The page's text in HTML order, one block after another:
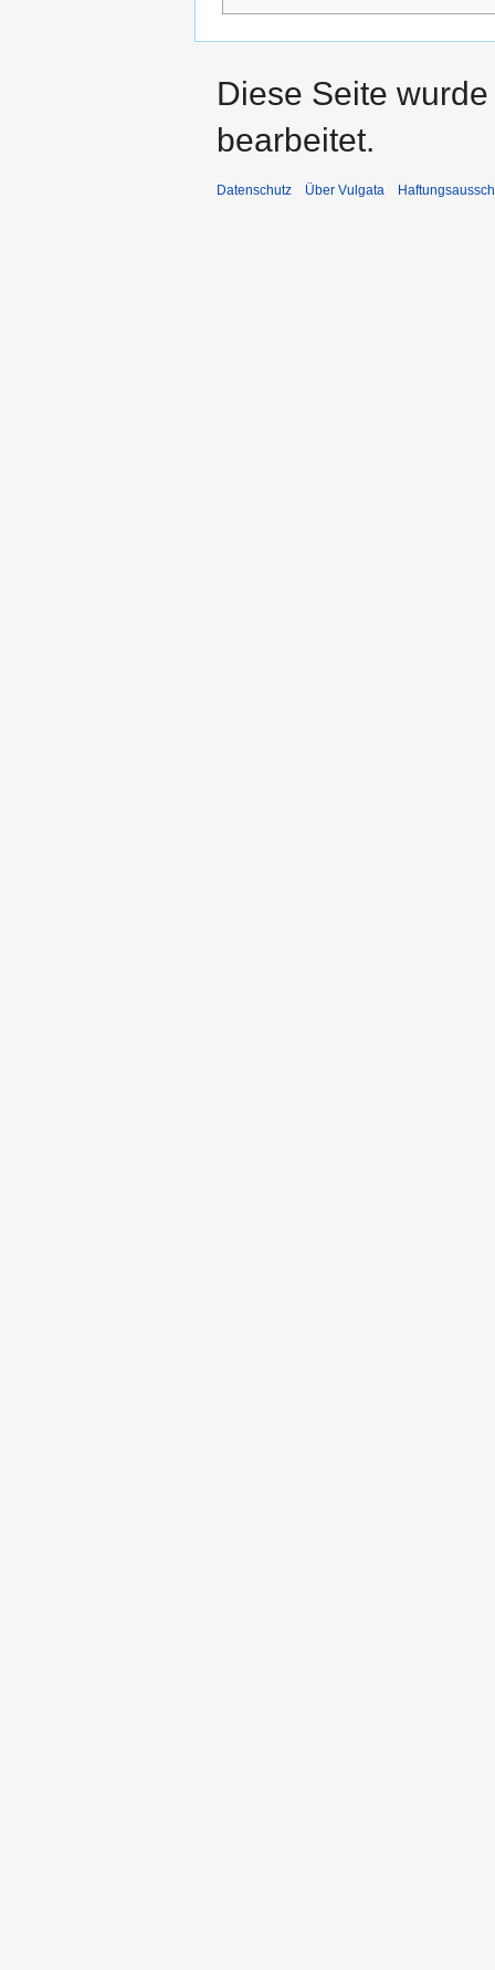
Diese Seite
bearbeitet.
Datenschutz Über Vulgata